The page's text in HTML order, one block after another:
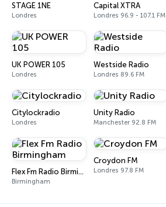
STAGE 1NE
Londres
Capital XTRA
Londres 96.9 - 107.1 FM
UK POWER 105
Londres
Westside Radio
Londres 89.6 FM
Citylockradio
Londres
Unity Radio
Manchester 92.8 FM
Flex Fm Radio Birmingham
Birmingham
Croydon FM
Londres 97.8 FM